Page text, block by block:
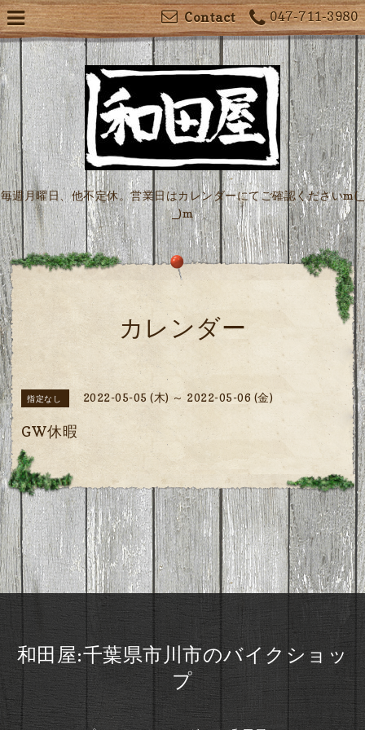
047-711-3980
Contact
毎週月曜日、他不定休。営業日はカレンダーにてご確認くださいm(_
_)m
カレンダー
指定なし 2022-05-05 (木) ～ 2022-05-06 (金)
GW休暇
和田屋:千葉県市川市のバイクショッ
プ